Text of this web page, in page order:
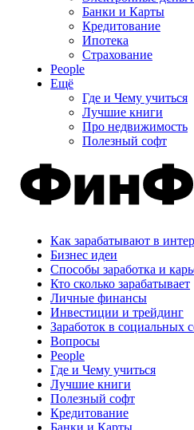
Банки и Карты
Кредитование
Ипотека
Страхование
People
Ещё
Где и Чему учиться
Лучшие книги
Про недвижимость
Полезный софт
Как зарабатывают в
Бизнес идеи
Способы заработка и
Кто сколько зарабатывает
Личные финансы
Инвестиции и трейдинг
Заработок в социальных
Вопросы
People
Где и Чему учиться
Лучшие книги
Полезный софт
Кредитование